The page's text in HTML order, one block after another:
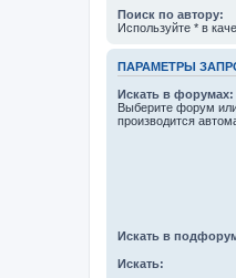
Поиск по автору:
Используйте * в
ПАРАМЕТРЫ
Искать в форумах:
Выберите форум
производится
Искать в
Искать: